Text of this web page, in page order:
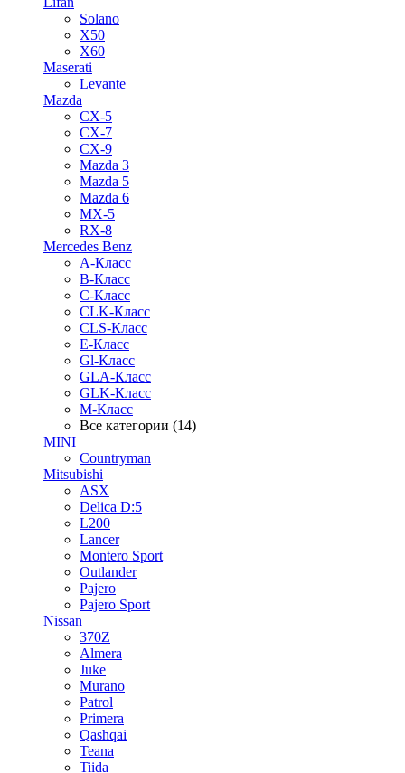
Solano
X50
X60
Maserati
Levante
Mazda
CX-5
CX-7
CX-9
Mazda 3
Mazda 5
Mazda 6
MX-5
RX-8
Mercedes Benz
A-Класс
B-Класс
C-Класс
CLK-Класс
CLS-Класс
E-Класс
Gl-Класс
GLA-Класс
GLK-Класс
M-Класс
Все категории (14)
MINI
Countryman
Mitsubishi
ASX
Delica D:5
L200
Lancer
Montero Sport
Outlander
Pajero
Pajero Sport
Nissan
370Z
Almera
Juke
Murano
Patrol
Primera
Qashqai
Teana
Tiida